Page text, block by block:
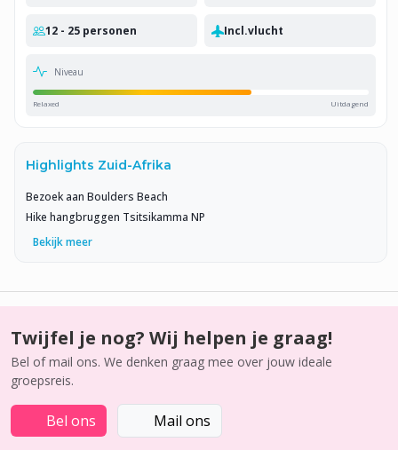
12 - 25 personen Incl.vlucht
Niveau
Relaxed Uitdagend
Highlights Zuid-Afrika
Bezoek aan Boulders Beach
Hike hangbruggen Tsitsikamma NP
Bekijk meer
Twijfel je nog? Wij helpen je graag!
Bel of mail ons. We denken graag mee over jouw ideale
groepsreis.
Bel ons Mail ons